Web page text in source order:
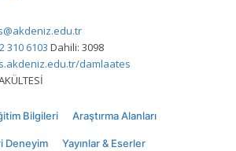
310 6103 Dahili: 3098
damlaates
Bilgileri Araştırma Alanları
Deneyim Yayınlar & Eserler